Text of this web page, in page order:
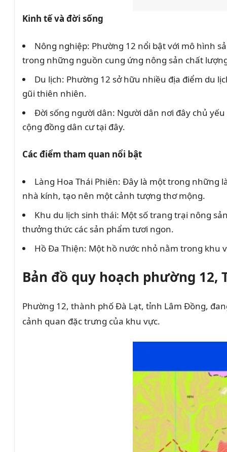
Kinh tế và đời sống
Nông nghiệp: Phường 12 nổi bật với mô hình
trong những nguồn cung ứng nông sản chất
Du lịch: Phường 12 sở hữu nhiều địa điểm du
gũi thiên nhiên.
Đời sống người dân: Người dân nơi đây chủ
cộng đồng dân cư tại đây.
Các điểm tham quan nổi bật
Làng Hoa Thái Phiên: Đây là một trong những
nhà kính, tạo nên một cảnh tượng thơ mộng.
Khu du lịch sinh thái: Một số trang trại nông
thưởng thức các sản phẩm tươi ngon.
Hồ Đa Thiện: Một hồ nước nhỏ nằm trong khu
Bản đồ quy hoạch phường 12,
Phường 12, thành phố Đà Lạt, tỉnh Lâm Đồng,
cảnh quan đặc trưng của khu vực.